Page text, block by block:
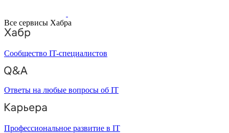
Все сервисы Хабра
Сообщество IT-специалистов
Ответы на любые вопросы об IT
Профессиональное развитие в IT